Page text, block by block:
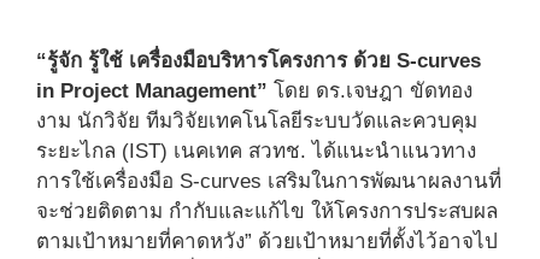
“รู้จัก รู้ใช้ เครื่องมือบริหารโครงการ ด้วย S-curves
in Project Management” โดย ดร.เจษฎา ขัดทอง
งาม นักวิจัย ทีมวิจัยเทคโนโลยีระบบวัดและควบคุม
ระยะไกล (IST) เนคเทค สวทช. ได้แนะนำแนวทาง
การใช้เครื่องมือ S-curves เสริมในการพัฒนาผลงานที่
จะช่วยติดตาม กำกับและแก้ไข ให้โครงการประสบผล
ตามเป้าหมายที่คาดหวัง” ด้วยเป้าหมายที่ตั้งไว้อาจไป